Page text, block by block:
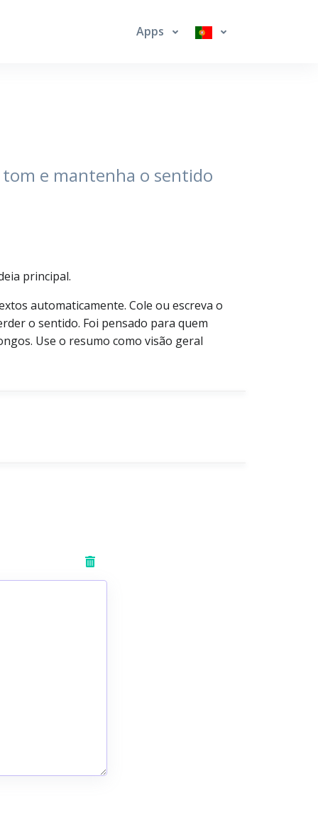
Apps
e mantenha o sentido
principal.
automaticamente. Cole ou escreva o
o sentido. Foi pensado para quem
Use o resumo como visão geral